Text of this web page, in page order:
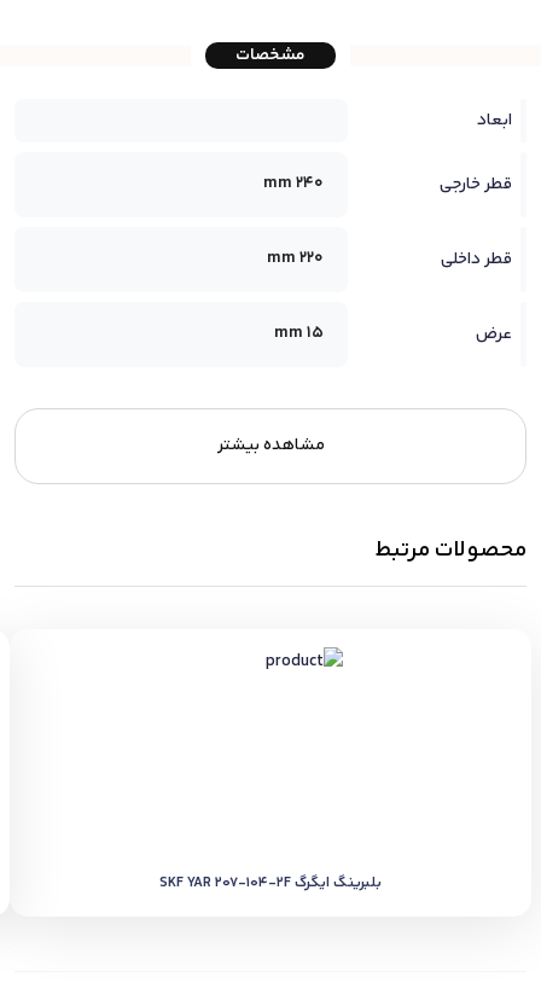
مشخصات
ابعاد
قطر خارجی 240 mm
قطر داخلی 220 mm
عرض 15 mm
مشاهده بیشتر
محصولات مرتبط
بلبرینگ ایگرگ SKF YAR 207-104-2F